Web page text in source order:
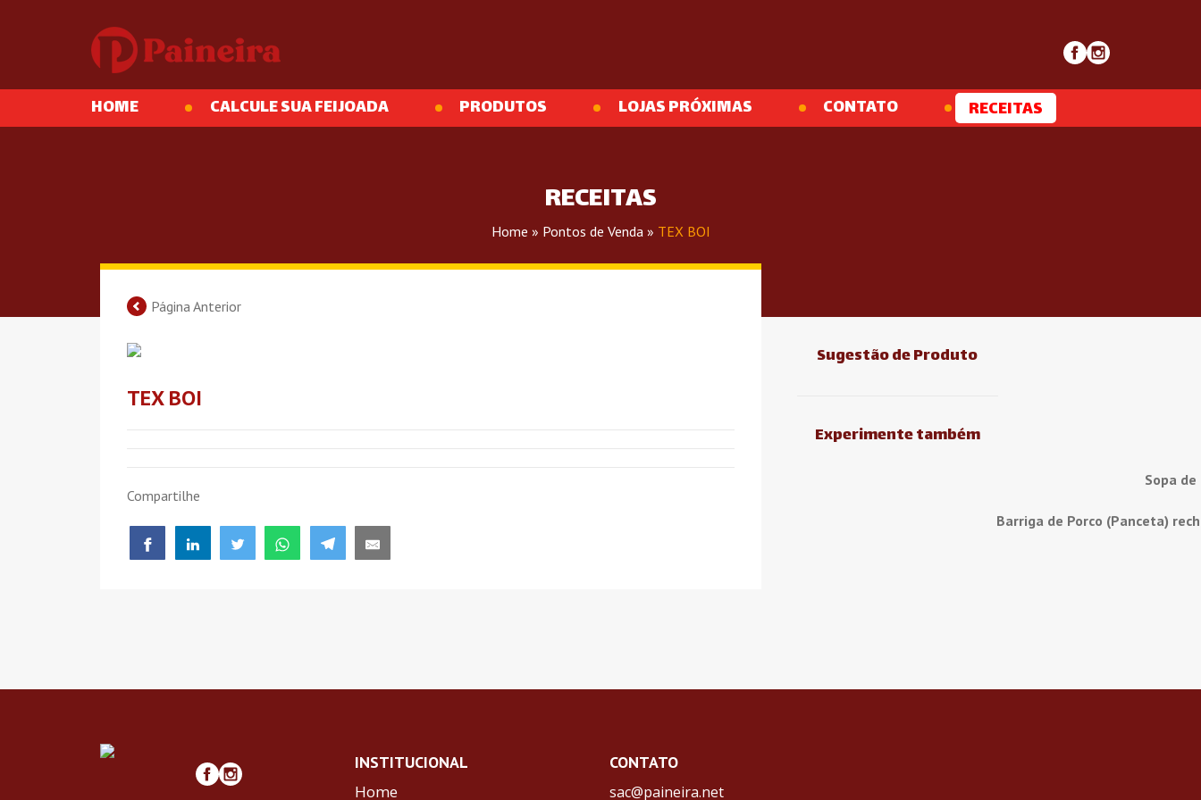
HOME CALCULE SUA FEIJOADA PRODUTOS LOJAS PRÓXIMAS CONTATO RECEITAS
RECEITAS
Home » Pontos de Venda » TEX BOI
Página Anterior
TEX BOI
Compartilhe
Sugestão de Produto
Experimente também
Sopa
Barriga de Porco (Panceta)
INSTITUCIONAL
Home
CONTATO
sac@paineira.net